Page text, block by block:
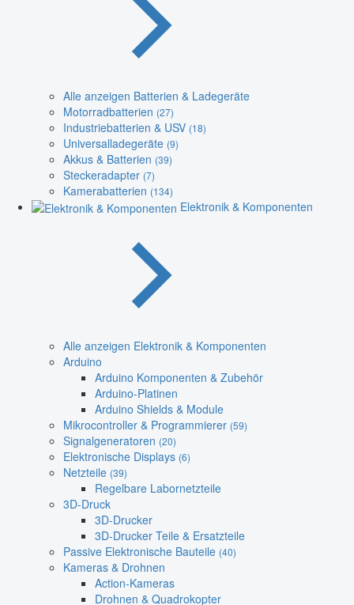
Alle anzeigen Batterien & Ladegeräte
Motorradbatterien (27)
Industriebatterien & USV (18)
Universalladegeräte (9)
Akkus & Batterien (39)
Steckeradapter (7)
Kamerabatterien (134)
Elektronik & Komponenten
Alle anzeigen Elektronik & Komponenten
Arduino
Arduino Komponenten & Zubehör
Arduino-Platinen
Arduino Shields & Module
Mikrocontroller & Programmierer (59)
Signalgeneratoren (20)
Elektronische Displays (6)
Netzteile (39)
Regelbare Labornetzteile
3D-Druck
3D-Drucker
3D-Drucker Teile & Ersatzteile
Passive Elektronische Bauteile (40)
Kameras & Drohnen
Action-Kameras
Drohnen & Quadrokopter